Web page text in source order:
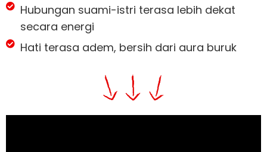
Hubungan suami-istri terasa lebih dekat
secara energi
Hati terasa adem, bersih dari aura buruk